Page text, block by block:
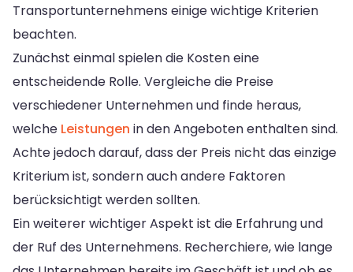
Transportunternehmens einige wichtige Kriterien
beachten.
Zunächst einmal spielen die Kosten eine
entscheidende Rolle. Vergleiche die Preise
verschiedener Unternehmen und finde heraus,
welche Leistungen in den Angeboten enthalten sind.
Achte jedoch darauf, dass der Preis nicht das einzige
Kriterium ist, sondern auch andere Faktoren
berücksichtigt werden sollten.
Ein weiterer wichtiger Aspekt ist die Erfahrung und
der Ruf des Unternehmens. Recherchiere, wie lange